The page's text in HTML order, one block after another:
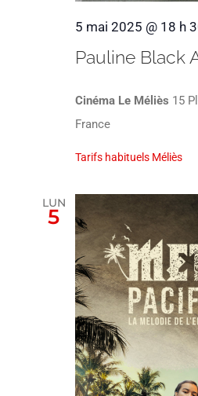
5 mai 2025 @ 18 h
Pauline Black
Cinéma Le Méliès 15
France
Tarifs habituels Méliès
LUN
5